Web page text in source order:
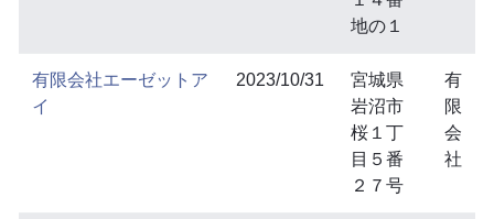
地の１
有限会社エーゼットア
イ
2023/10/31
宮城県
岩沼市
桜１丁
目５番
２７号
有
限
会
社